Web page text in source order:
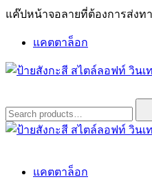
Skip
แค๊ปหน้าจอลายที่ต้องการส่งท
แคตตาล็อก
ป้ายสังกะสี สไตล์ลอฟท์ วินเทจ เ
ป้ายวินเทจ แต่งบ้าน ร้านกาแฟ
ฮาร์เล่ย์โฆษณาเก่าโบราณ มีร
O8664277II
for:
ฮาร์เล่ย์โฆษณาเก่าโบราณ มี
แคตตาล็อก